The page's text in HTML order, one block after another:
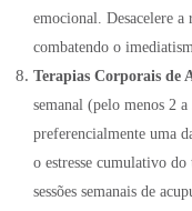
emocional . Desacelere
combatendo o
Terapias Corporais de
semanal (pelo menos 2
preferencialmente uma
o estresse cumulativo do
sessões semanais de